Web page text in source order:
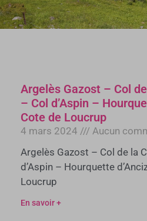
Argelès Gazost – Col
– Col d’Aspin –
Cote de Loucrup
4 mars 2024
Aucun
Argelès Gazost – Col de la
d’Aspin – Hourquette
Loucrup
En savoir +